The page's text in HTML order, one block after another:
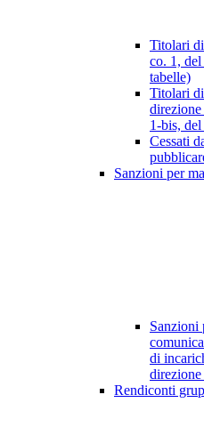
Titolari
co. 1,
tabelle)
Titolari
1-bis,
Cessati
Sanzioni per
Sanzioni
di
Rendiconti